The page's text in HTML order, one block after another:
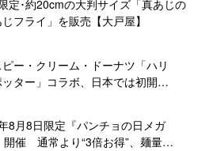
定･約20cmの大判サイズ「真あじの
フライ」を販売【大戸屋】
ー・クリーム・ドーナツ「ハリ
ター」コラボ、日本では初開
8月8日限定『パンチョの日メガ
開催 通常より“3倍お得”、麺量